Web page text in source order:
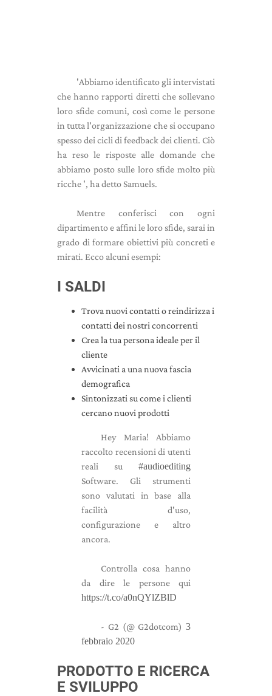
'Abbiamo identificato gli intervistati
che hanno rapporti diretti che sollevano
loro sfide comuni, così come le persone
in tutta l'organizzazione che si occupano
spesso dei cicli di feedback dei clienti. Ciò
ha reso le risposte alle domande che
abbiamo posto sulle loro sfide molto più
ricche ', ha detto Samuels.
Mentre conferisci con ogni
dipartimento e affini le loro sfide, sarai in
grado di formare obiettivi più concreti e
mirati. Ecco alcuni esempi:
I SALDI
Trova nuovi contatti o reindirizza i
contatti dei nostri concorrenti
Crea la tua persona ideale per il
cliente
Avvicinati a una nuova fascia
demografica
Sintonizzati su come i clienti
cercano nuovi prodotti
Hey Maria! Abbiamo
raccolto recensioni di utenti
reali su #audioediting
Software. Gli strumenti
sono valutati in base alla
facilità d'uso,
configurazione e altro
ancora. ️
Controlla cosa hanno
da dire le persone qui
https://t.co/a0nQYlZBlD
- G2 (@ G2dotcom) 3
febbraio 2020
PRODOTTO E RICERCA
E SVILUPPO